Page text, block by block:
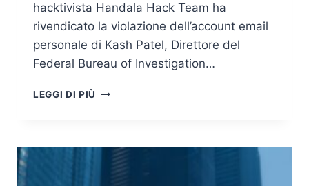
hacktivista Handala Hack Team ha
rivendicato la violazione dell’account email
personale di Kash Patel, Direttore del
Federal Bureau of Investigation…
LEGGI DI PIÙ HANDALA
DEL
DIRETTORE